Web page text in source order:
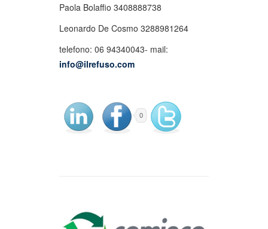
Paola Bolaffio 3408888738
Leonardo De Cosmo 3288981264
telefono: 06 94340043- mail:
info@ilrefuso.com
0